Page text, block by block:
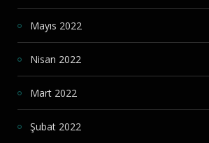
Mayıs 2022
Nisan 2022
Mart 2022
Şubat 2022